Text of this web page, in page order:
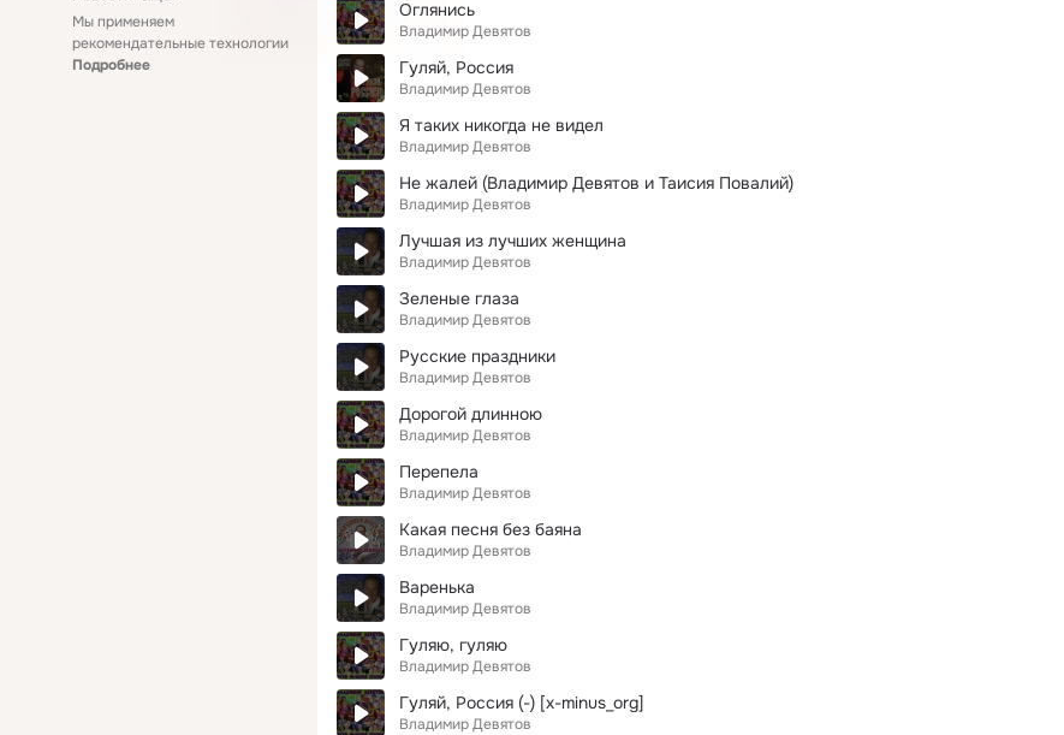
Мы применяем
рекомендательные технологии
Подробнее
Оглянись
Владимир Девятов
Гуляй, Россия
Владимир Девятов
Я таких никогда не видел
Владимир Девятов
Не жалей (Владимир Девятов и Таисия Повалий)
Владимир Девятов
Лучшая из лучших женщина
Владимир Девятов
Зеленые глаза
Владимир Девятов
Русские праздники
Владимир Девятов
Дорогой длинною
Владимир Девятов
Перепела
Владимир Девятов
Какая песня без баяна
Владимир Девятов
Варенька
Владимир Девятов
Гуляю, гуляю
Владимир Девятов
Гуляй, Россия (-) [x-minus_org]
Владимир Девятов